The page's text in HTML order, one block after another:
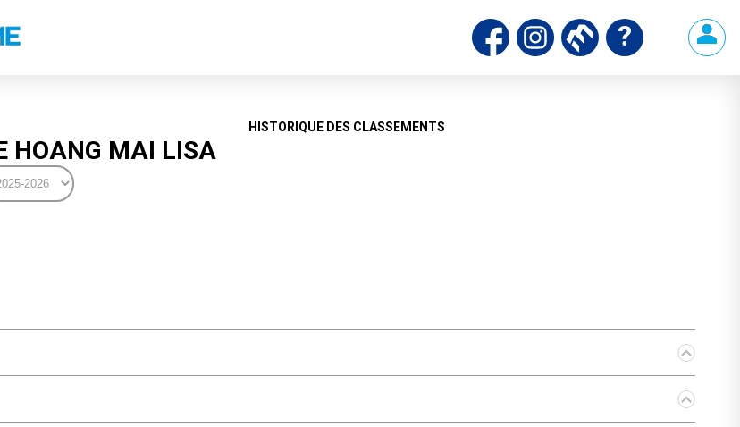
HOANG MAI LISA
HISTORIQUE DES CLASSEMENTS